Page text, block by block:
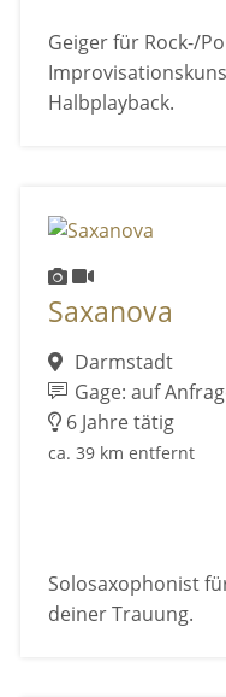
Geiger für Rock-/
Halbplayback.
Saxanova
Darmstadt
Gage: auf
6 Jahre tätig
ca. 39 km entfernt
Solosaxophonist
deiner Trauung.